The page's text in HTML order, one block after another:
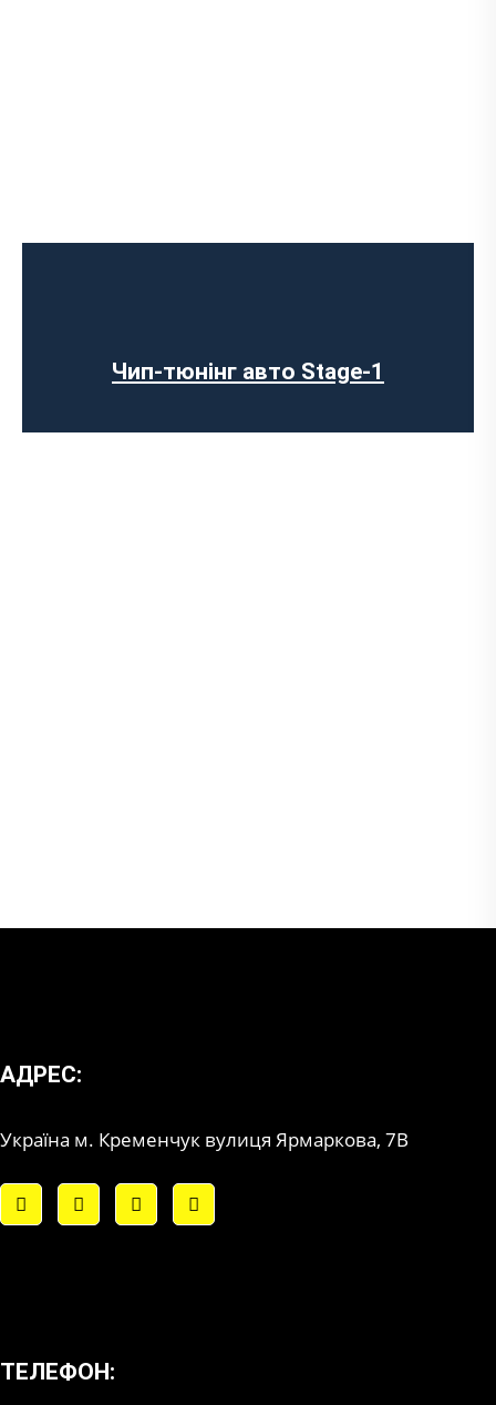
Чип-тюнінг авто Stage-1
АДРЕС:
Україна м. Кременчук вулиця Ярмаркова, 7В
ТЕЛЕФОН: